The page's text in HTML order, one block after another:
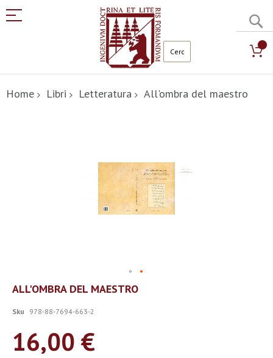
al
contenuto
Home Libri Letteratura All'ombra del maestro
Vai
all'inizio
galleria
immagini
ALL'OMBRA DEL MAESTRO
Sku 978-88-7694-663-2
16,00 €